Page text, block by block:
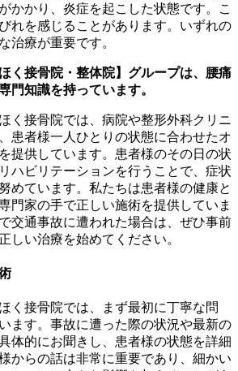
かかり、炎症を起こした状態です。こ
れを感じることがあります。いずれの
治療が重要です。
く接骨院・整体院】グループは、腰痛
門知識を持っています。
く接骨院では、病院や整形外科クリニ
患者様一人ひとりの状態に合わせたオ
提供しています。患者様のその日の状
ハビリテーションを行うことで、症状
めています。私たちは患者様の健康と
門家の手で正しい施術を提供していま
交通事故に遭われた場合は、ぜひ事前
しい治療を始めてください。
く接骨院では、まず最初に丁寧な問
ます。事故に遭った際の状況や最新の
体的にお聞きし、患者様の状態を詳細
からの話は非常に重要であり、細かい